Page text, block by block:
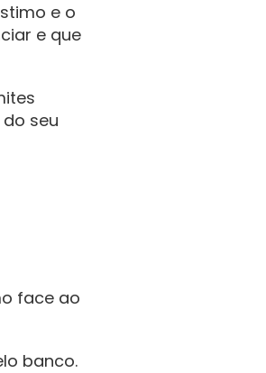
e o
e que
seu
face ao
banco.